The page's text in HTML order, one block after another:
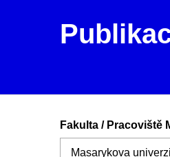
Fakulta / Pracoviště